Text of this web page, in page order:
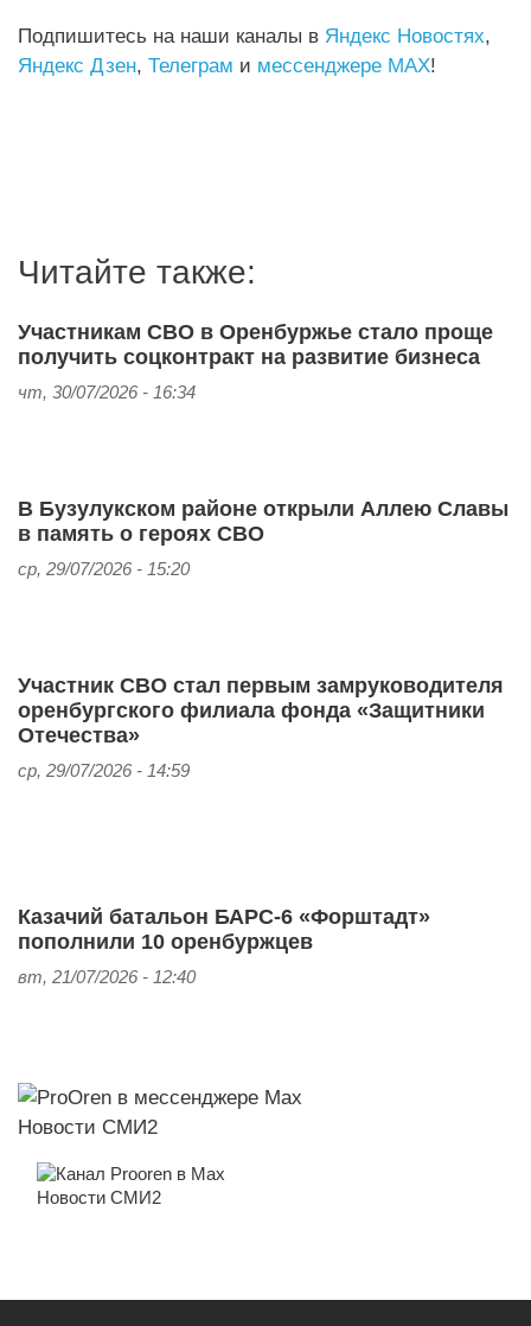
Подпишитесь на наши каналы в Яндекс Новостях,
Яндекс Дзен, Телеграм и мессенджере MAX!
Читайте также:
Участникам СВО в Оренбуржье стало проще
получить соцконтракт на развитие бизнеса
чт, 30/07/2026 - 16:34
В Бузулукском районе открыли Аллею Славы
в память о героях СВО
ср, 29/07/2026 - 15:20
Участник СВО стал первым замруководителя
оренбургского филиала фонда «Защитники
Отечества»
ср, 29/07/2026 - 14:59
Казачий батальон БАРС-6 «Форштадт»
пополнили 10 оренбуржцев
вт, 21/07/2026 - 12:40
Новости СМИ2
Новости СМИ2